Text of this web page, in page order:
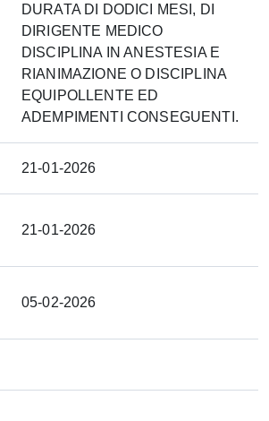
DURATA DI DODICI MESI, DI
DIRIGENTE MEDICO
DISCIPLINA IN ANESTESIA E
RIANIMAZIONE O DISCIPLINA
EQUIPOLLENTE ED
ADEMPIMENTI CONSEGUENTI.
21-01-2026
21-01-2026
05-02-2026